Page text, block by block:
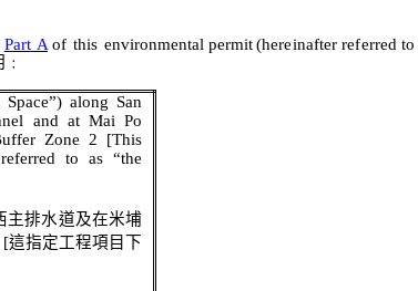
Part Aof this environmental permit (hereinafter referred to
﹕
along San
and at Mai Po
Zone 2 [This
to as “the
主排水道及在米埔
[這指定工程項目下